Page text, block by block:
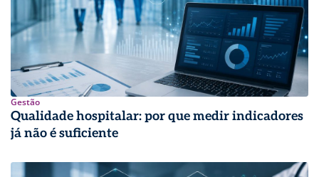
Gestão
Qualidade hospitalar: por que medir indicadores
já não é suficiente